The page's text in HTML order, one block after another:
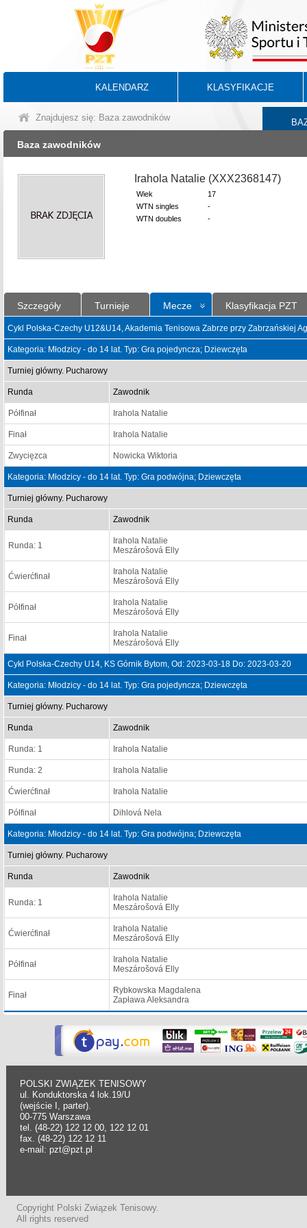
KALENDARZ KLASYFIKACJE
Znajdujesz się: Baza zawodników
Baza zawodników
Irahola Natalie (XXX2368147)
Wiek
17
WTN singles
-
WTN doubles
-
Szczegóły Turnieje Mecze Klasyfikacja PZT
Cykl Polska-Czechy U12&U14, Akademia Tenisowa Zabrze przy Zabrzańskiej
Kategoria: Młodzicy - do 14 lat. Typ: Gra pojedyncza; Dziewczęta
Turniej główny. Pucharowy
Runda Zawodnik
Półfinał Irahola Natalie
Finał Irahola Natalie
Zwycięzca Nowicka Wiktoria
Kategoria: Młodzicy - do 14 lat. Typ: Gra podwójna; Dziewczęta
Turniej główny. Pucharowy
Runda Zawodnik
Runda: 1
Irahola Natalie
Meszárošová Elly
Ćwierćfinał
Irahola Natalie
Meszárošová Elly
Półfinał
Irahola Natalie
Meszárošová Elly
Finał
Irahola Natalie
Meszárošová Elly
Cykl Polska-Czechy U14, KS Górnik Bytom, Od: 2023-03-18 Do: 2023-03-20
Kategoria: Młodzicy - do 14 lat. Typ: Gra pojedyncza; Dziewczęta
Turniej główny. Pucharowy
Runda Zawodnik
Runda: 1 Irahola Natalie
Runda: 2 Irahola Natalie
Ćwierćfinał Irahola Natalie
Półfinał Dihlová Nela
Kategoria: Młodzicy - do 14 lat. Typ: Gra podwójna; Dziewczęta
Turniej główny. Pucharowy
Runda Zawodnik
Runda: 1
Irahola Natalie
Meszárošová Elly
Ćwierćfinał
Irahola Natalie
Meszárošová Elly
Półfinał
Irahola Natalie
Meszárošová Elly
Finał
Rybkowska Magdalena
Zapława Aleksandra
POLSKI ZWIĄZEK TENISOWY
ul. Konduktorska 4 lok.19/U
(wejście I, parter).
00-775 Warszawa
tel. (48-22) 122 12 00, 122 12 01
fax. (48-22) 122 12 11
e-mail: pzt@pzt.pl
Copyright Polski Związek Tenisowy.
All rights reserved